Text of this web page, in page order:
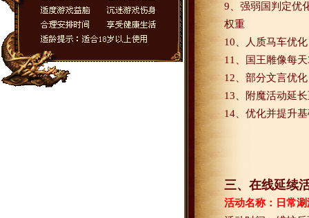
9 、强弱国判定
权重
10 、人质马车优
11
、国王雕像每天
12 、部分文言优化
13 、附魔活动延
14 、优化并提升
三、在线延续
活动名称：日常涮